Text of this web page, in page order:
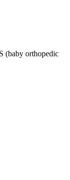
(baby orthopedic